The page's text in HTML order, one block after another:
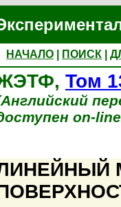
НАЧАЛО ПОИСК
Том
on-